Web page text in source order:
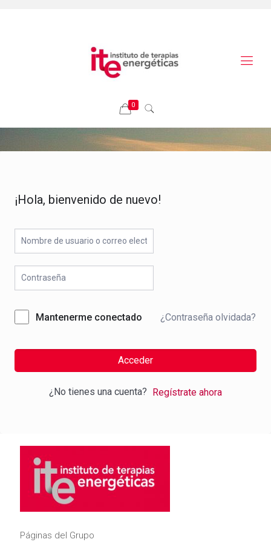
0
¡Hola, bienvenido de nuevo!
Mantenerme conectado ¿Contraseña olvidada?
Acceder
¿No tienes una cuenta? Regístrate ahora
Páginas del Grupo